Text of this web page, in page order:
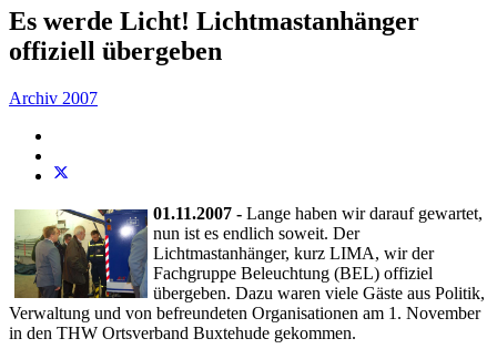
Es werde Licht! Lichtmastanhänger
offiziell übergeben
Archiv 2007
01.11.2007 - Lange haben wir darauf gewartet,
nun ist es endlich soweit. Der
Lichtmastanhänger, kurz LIMA, wir der
Fachgruppe Beleuchtung (BEL) offiziel
übergeben. Dazu waren viele Gäste aus Politik,
Verwaltung und von befreundeten Organisationen am 1. November
in den THW Ortsverband Buxtehude gekommen.